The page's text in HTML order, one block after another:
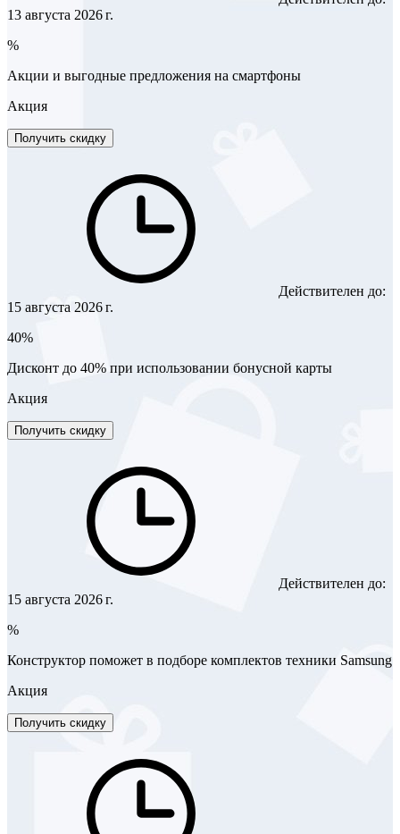
13 августа 2026 г.
%
Акции и выгодные предложения на смартфоны
Акция
Получить скидку
Действителен до:
15 августа 2026 г.
40%
Дисконт до 40% при использовании бонусной карты
Акция
Получить скидку
Действителен до:
15 августа 2026 г.
%
Конструктор поможет в подборе комплектов техники Samsung
Акция
Получить скидку